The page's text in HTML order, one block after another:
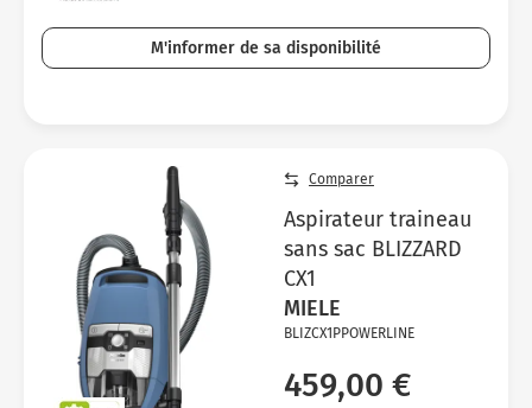
M'informer de sa disponibilité
Comparer
Aspirateur traineau
sans sac BLIZZARD
CX1
MIELE
BLIZCX1PPOWERLINE
459,00 €